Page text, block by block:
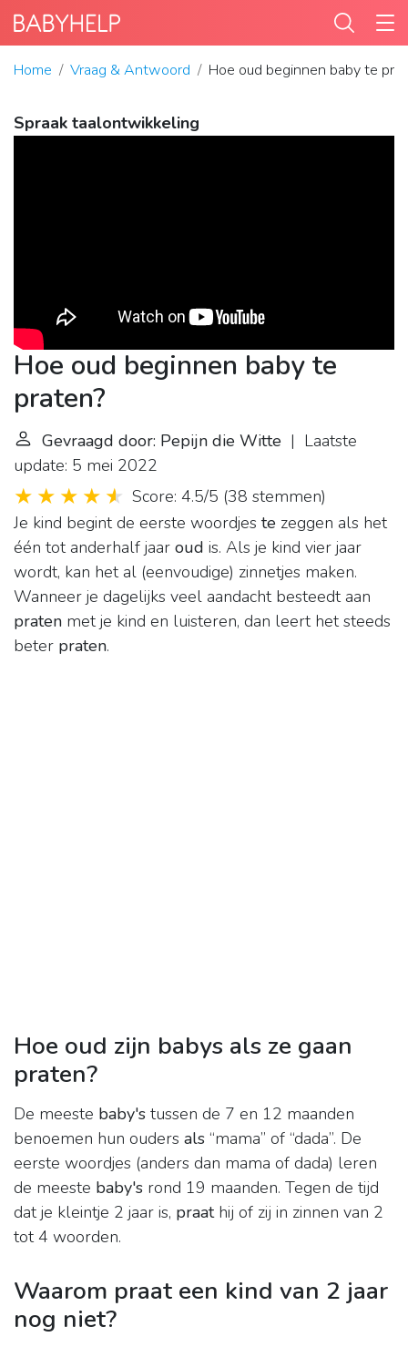
Home Vraag & Antwoord Hoe oud beginnen baby te
Spraak taalontwikkeling
Hoe oud beginnen baby te
praten?
Gevraagd door: Pepijn die Witte | Laatste
update: 5 mei 2022
Score: 4.5/5 (38 stemmen)
Je kind begint de eerste woordjes te zeggen als het
één tot anderhalf jaar oud is. Als je kind vier jaar
wordt, kan het al (eenvoudige) zinnetjes maken.
Wanneer je dagelijks veel aandacht besteedt aan
praten met je kind en luisteren, dan leert het steeds
beter praten.
Hoe oud zijn babys als ze gaan
praten?
De meeste baby's tussen de 7 en 12 maanden
benoemen hun ouders als “mama” of “dada”. De
eerste woordjes (anders dan mama of dada) leren
de meeste baby's rond 19 maanden. Tegen de tijd
dat je kleintje 2 jaar is, praathij of zij in zinnen van 2
tot 4 woorden.
Waarom praat een kind van 2 jaar
nog niet?